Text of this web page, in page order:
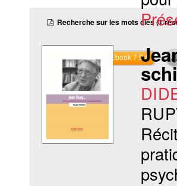
Commander l'Ebook 7.9 €
Recherche sur les mots clés (1